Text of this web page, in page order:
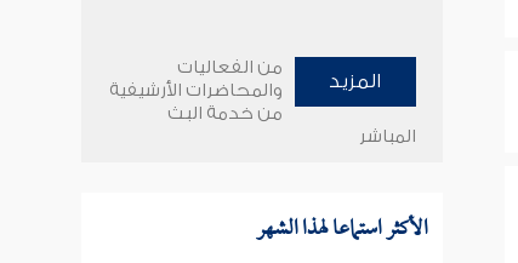
المزيد
من الفعاليات
والمحاضرات الأرشيفية
من خدمة البث
المباشر
الأكثر استماعا لهذا الشهر